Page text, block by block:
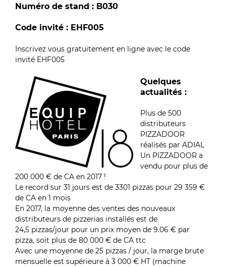
Numéro de stand : B030
Code invité : EHF005
Inscrivez vous gratuitement en ligne avec le code
invité EHF005
Quelques
actualités :
Plus de 500
distributeurs
PIZZADOOR
réalisés par ADIAL
Un PIZZADOOR a
vendu pour plus de
200 000 € de CA en 2017 !
Le record sur 31 jours est de 3301 pizzas pour 29 359 €
de CA en 1 mois
En 2017, la moyenne des ventes des nouveaux
distributeurs de pizzerias installés est de
24,5 pizzas/jour pour un prix moyen de 9.06 € par
pizza, soit plus de 80 000 € de CA ttc
Avec une moyenne de 25 pizzas / jour, la marge brute
mensuelle est supérieure à 3 000 € HT (machine